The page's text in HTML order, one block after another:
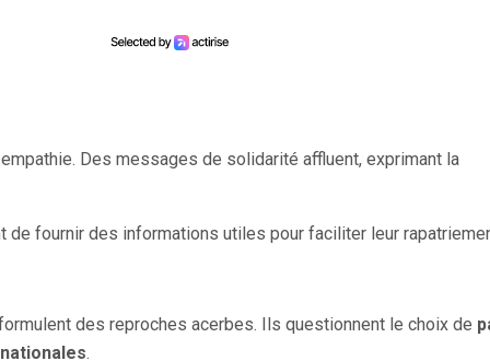
Des messages de solidarité affluent, exprimant la
fournir des informations utiles pour faciliter leur
des reproches acerbes. Ils questionnent le choix de
.